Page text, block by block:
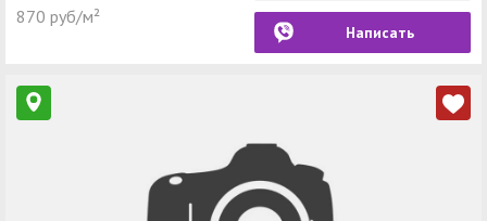
870 руб/м²
Написать